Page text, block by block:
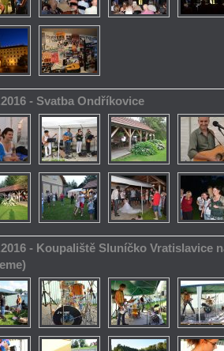
- Svatba Ondříkovice
- Koupaliště Sluníčko Vratislavice